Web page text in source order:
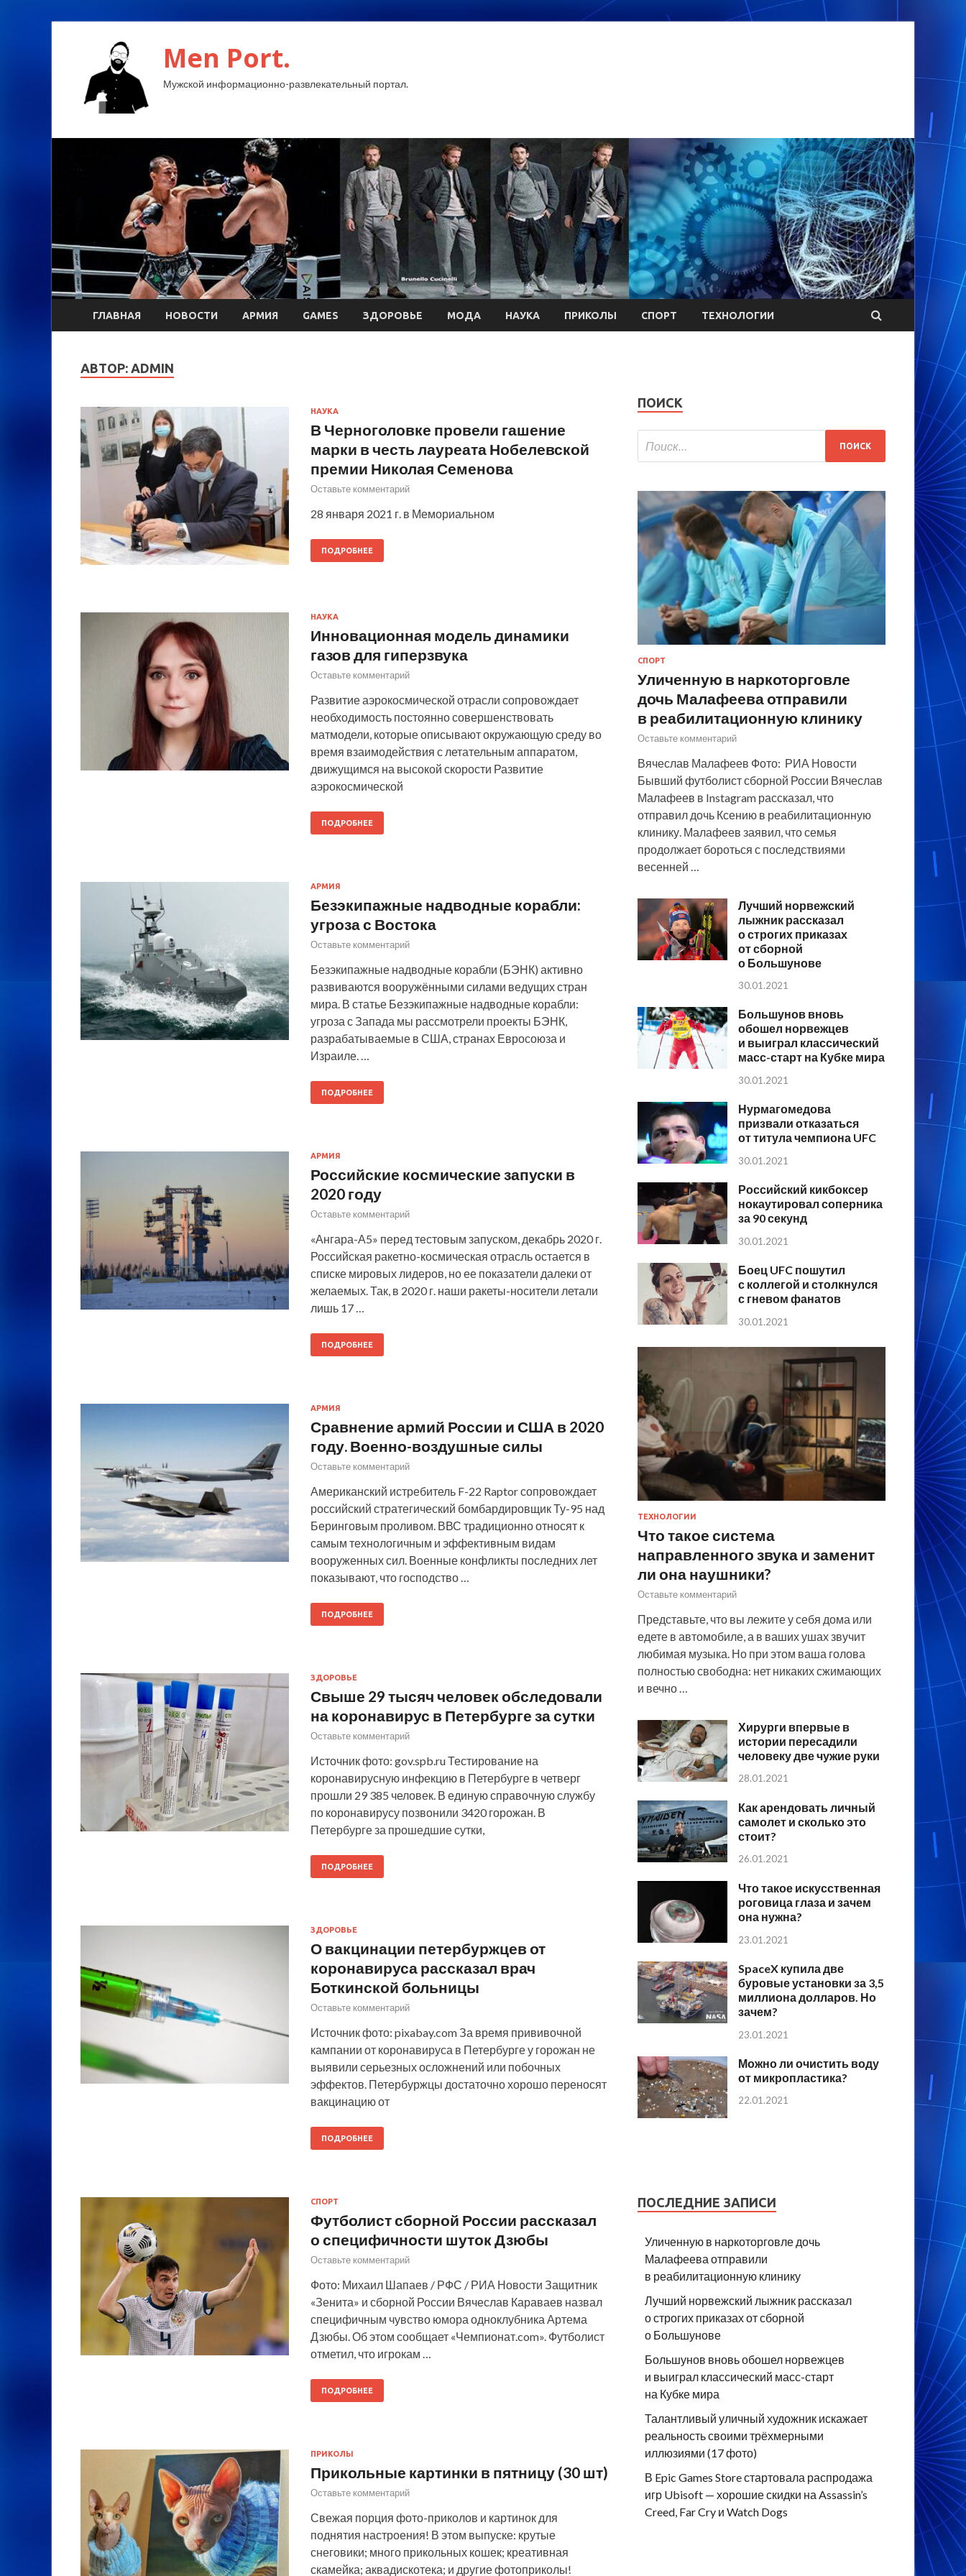
Men Port.
Мужской информационно-развлекательный портал.
ГЛАВНАЯ НОВОСТИ АРМИЯ GAMES ЗДОРОВЬЕ МОДА НАУКА ПРИКОЛЫ СПОРТ ТЕХНОЛОГИИ
АВТОР: ADMIN
НАУКА
В Черноголовке провели гашение
марки в честь лауреата Нобелевской
премии Николая Семенова
Оставьте комментарий
28 января 2021 г. в Мемориальном
ПОДРОБНЕЕ
НАУКА
Инновационная модель динамики
газов для гиперзвука
Оставьте комментарий
Развитие аэрокосмической отрасли сопровождает
необходимость постоянно совершенствовать
матмодели, которые описывают окружающую среду во
время взаимодействия с летательным аппаратом,
движущимся на высокой скорости Развитие
аэрокосмической
ПОДРОБНЕЕ
АРМИЯ
Безэкипажные надводные корабли:
угроза с Востока
Оставьте комментарий
Безэкипажные надводные корабли (БЭНК) активно
развиваются вооружёнными силами ведущих стран
мира. В статье Безэкипажные надводные корабли:
угроза с Запада мы рассмотрели проекты БЭНК,
разрабатываемые в США, странах Евросоюза и
Израиле. …
ПОДРОБНЕЕ
АРМИЯ
Российские космические запуски в
2020 году
Оставьте комментарий
«Ангара-А5» перед тестовым запуском, декабрь 2020 г.
Российская ракетно-космическая отрасль остается в
списке мировых лидеров, но ее показатели далеки от
желаемых. Так, в 2020 г. наши ракеты-носители летали
лишь 17 …
ПОДРОБНЕЕ
АРМИЯ
Сравнение армий России и США в 2020
году. Военно-воздушные силы
Оставьте комментарий
Американский истребитель F-22 Raptor сопровождает
российский стратегический бомбардировщик Ту-95 над
Беринговым проливом. ВВС традиционно относят к
самым технологичным и эффективным видам
вооруженных сил. Военные конфликты последних лет
показывают, что господство …
ПОДРОБНЕЕ
ЗДОРОВЬЕ
Свыше 29 тысяч человек обследовали
на коронавирус в Петербурге за сутки
Оставьте комментарий
Источник фото: gov.spb.ru Тестирование на
коронавирусную инфекцию в Петербурге в четверг
прошли 29 385 человек. В единую справочную службу
по коронавирусу позвонили 3420 горожан. В
Петербурге за прошедшие сутки,
ПОДРОБНЕЕ
ЗДОРОВЬЕ
О вакцинации петербуржцев от
коронавируса рассказал врач
Боткинской больницы
Оставьте комментарий
Источник фото: pixabay.com За время прививочной
кампании от коронавируса в Петербурге у горожан не
выявили серьезных осложнений или побочных
эффектов. Петербуржцы достаточно хорошо переносят
вакцинацию от
ПОДРОБНЕЕ
СПОРТ
Футболист сборной России рассказал
о специфичности шуток Дзюбы
Оставьте комментарий
Фото: Михаил Шапаев / РФС / РИА Новости Защитник
«Зенита» и сборной России Вячеслав Караваев назвал
специфичным чувство юмора одноклубника Артема
Дзюбы. Об этом сообщает «Чемпионат.com». Футболист
отметил, что игрокам …
ПОДРОБНЕЕ
ПРИКОЛЫ
Прикольные картинки в пятницу (30 шт)
Оставьте комментарий
Свежая порция фото-приколов и картинок для
поднятия настроения! В этом выпуске: крутые
снеговики; много прикольных кошек; креативная
скамейка; аквадискотека; и другие фотоприколы!
ПОИСК
СПОРТ
Уличенную в наркоторговле
дочь Малафеева отправили
в реабилитационную клинику
Оставьте комментарий
Вячеслав Малафеев Фото: РИА Новости
Бывший футболист сборной России Вячеслав
Малафеев в Instagram рассказал, что
отправил дочь Ксению в реабилитационную
клинику. Малафеев заявил, что семья
продолжает бороться с последствиями
весенней …
Лучший норвежский
лыжник рассказал
о строгих приказах
от сборной
о Большунове
30.01.2021
Большунов вновь
обошел норвежцев
и выиграл классический
масс-старт на Кубке мира
30.01.2021
Нурмагомедова
призвали отказаться
от титула чемпиона UFC
30.01.2021
Российский кикбоксер
нокаутировал соперника
за 90 секунд
30.01.2021
Боец UFC пошутил
с коллегой и столкнулся
с гневом фанатов
30.01.2021
ТЕХНОЛОГИИ
Что такое система
направленного звука и заменит
ли она наушники?
Оставьте комментарий
Представьте, что вы лежите у себя дома или
едете в автомобиле, а в ваших ушах звучит
любимая музыка. Но при этом ваша голова
полностью свободна: нет никаких сжимающих
и вечно …
Хирурги впервые в
истории пересадили
человеку две чужие руки
28.01.2021
Как арендовать личный
самолет и сколько это
стоит?
26.01.2021
Что такое искусственная
роговица глаза и зачем
она нужна?
23.01.2021
SpaceX купила две
буровые установки за 3,5
миллиона долларов. Но
зачем?
23.01.2021
Можно ли очистить воду
от микропластика?
22.01.2021
ПОСЛЕДНИЕ ЗАПИСИ
Уличенную в наркоторговле дочь
Малафеева отправили
в реабилитационную клинику
Лучший норвежский лыжник рассказал
о строгих приказах от сборной
о Большунове
Большунов вновь обошел норвежцев
и выиграл классический масс-старт
на Кубке мира
Талантливый уличный художник искажает
реальность своими трёхмерными
иллюзиями (17 фото)
В Epic Games Store стартовала распродажа
игр Ubisoft — хорошие скидки на Assassin’s
Creed, Far Cry и Watch Dogs